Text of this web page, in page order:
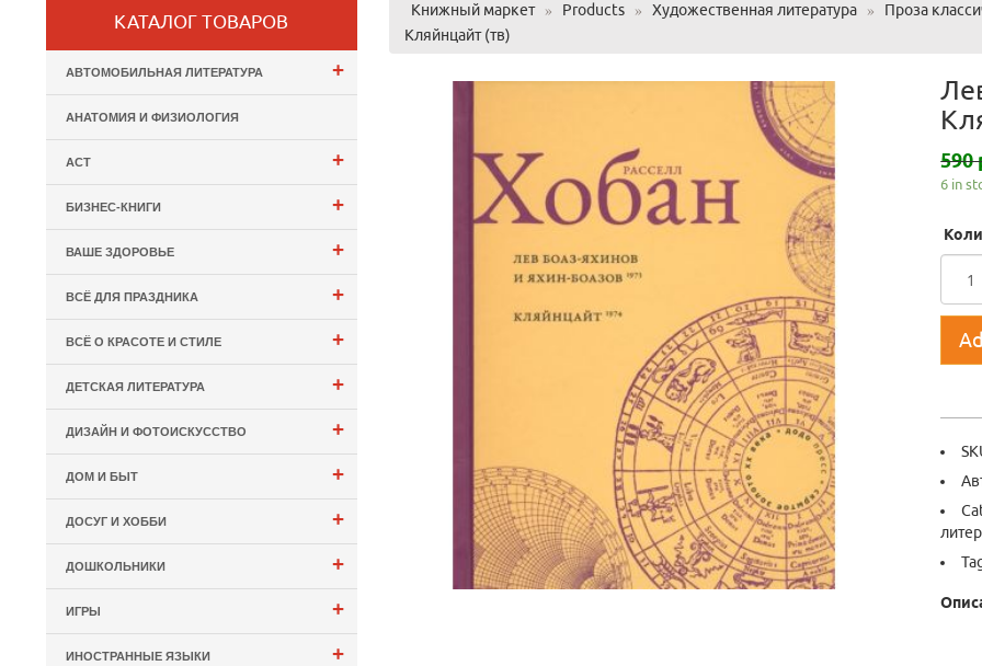
Книжный маркет » Products » Художественная литература » Проза
Кляйнцайт (тв)
590
6 in
КАТАЛОГ ТОВАРОВ
+
АВТОМОБИЛЬНАЯ ЛИТЕРАТУРА
АНАТОМИЯ И ФИЗИОЛОГИЯ
+
АСТ
+
БИЗНЕС-КНИГИ
+
ВАШЕ ЗДОРОВЬЕ
+
ВСЁ ДЛЯ ПРАЗДНИКА
+
ВСЁ О КРАСОТЕ И СТИЛЕ
+
ДЕТСКАЯ ЛИТЕРАТУРА
+
ДИЗАЙН И ФОТОИСКУССТВО
+
ДОМ И БЫТ
+
ДОСУГ И ХОББИ
+
ДОШКОЛЬНИКИ
+
ИГРЫ
+
ИНОСТРАННЫЕ ЯЗЫКИ